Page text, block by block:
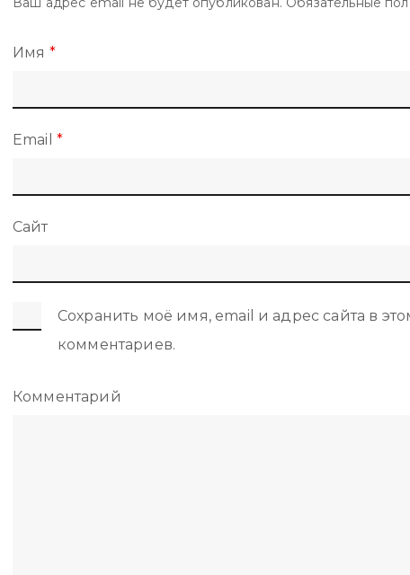
Имя *
Email *
Сайт
Сохранить моё имя, email и адрес сайта в
комментариев.
Комментарий